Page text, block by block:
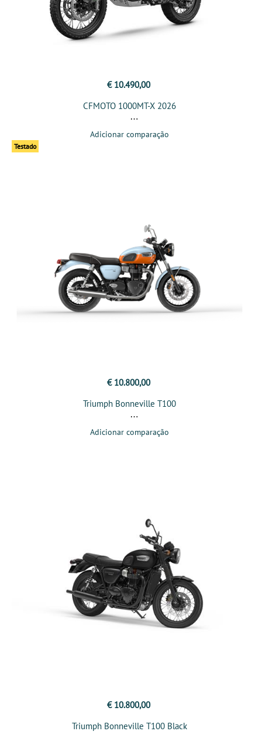
€ 10.490,00
CFMOTO 1000MT-X 2026
Adicionar comparação
Testado
€ 10.800,00
Triumph Bonneville T100
Adicionar comparação
€ 10.800,00
Triumph Bonneville T100 Black